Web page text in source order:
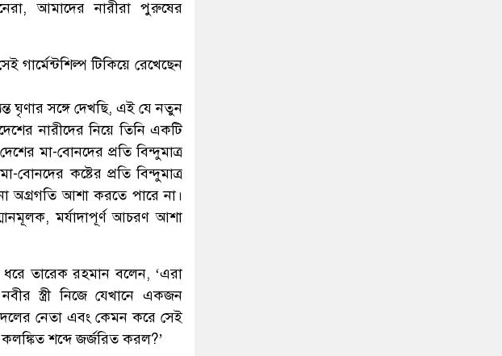
আমাদের নারীরা পুরুষের
গার্মেন্টশিল্প টিকিয়ে রেখেছেন
ঘৃণার সঙ্গে দেখছি, এই যে নতুন
নারীদের নিয়ে তিনি একটি
মা-বোনদের প্রতি বিন্দুমাত্র
বোনদের কষ্টের প্রতি বিন্দুমাত্র
অগ্রগতি আশা করতে পারে না।
মর্যাদাপূর্ণ আচরণ আশা
ধরে তারেক রহমান বলেন, ‘এরা
স্ত্রী নিজে যেখানে একজন
নেতা এবং কেমন করে সেই
শব্দে জর্জরিত করল?’